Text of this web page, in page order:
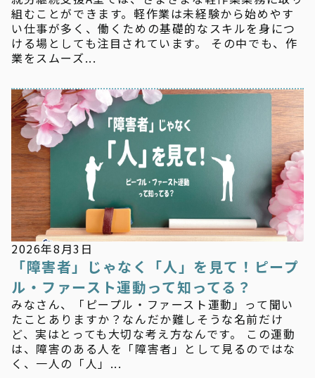
組むことができます。軽作業は未経験から始めやす
い仕事が多く、働くための基礎的なスキルを身につ
ける場としても注目されています。 その中でも、作
業をスムーズ...
お知らせ
2026年8月3日
「障害者」じゃなく「人」を見て！ピープ
ル・ファースト運動って知ってる？
みなさん、「ピープル・ファースト運動」って聞い
たことありますか？なんだか難しそうな名前だけ
ど、実はとっても大切な考え方なんです。 この運動
は、障害のある人を「障害者」として見るのではな
く、一人の「人」...